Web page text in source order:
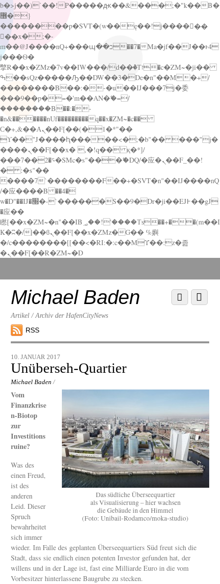
b�>j��)΄��!P�����ԫ��&���;�"k��B�
޶�}
��������p�SVT�(w��ę��!j������
��x�;�-
m��@J����nQ+���պ��כ��7�Ma�jf��J��ͱ4
j���Ѳ�
撆R��x�ZMz�7v��IW���/d��ٞ�Тז�c�ZM~�ji��
ߒ��sQz�����Ԡ��DW��3�De�n"��M�+/
��������B��:�-�u��IJ���7j�委
���9��p�=�'m��AN�ޭ�=/
��������B��:�-
�n&������nUf���������q��x�ZM~�c��
Ϲ�+,&��Ὰܢ��F[��(�1�*"��
ϒ��"J����ԧ�����<�;�b"�� ���"j�
����ܢ��F[��x� ,�!q�� қ�*]/
���؝�2��7�SMc�s"���ޭ�DQ/�应�ܢ��F_��!
� :�s"��
����7`��������F��+�SVT�n"��IJ����nQ
/�应����B ��4�
w�D"��IJ�׭�-`������S��9�Dr�ji��EJ߅��gJ
�应��
矁[��x�ZM~�n"��IB؃��!'����Тѕ��+��(m��I
K�ʭ�/|��ϐܢ��F[��x�ZMz�G�� %嬩
�/c��������[[��<�RI:�:c��MΎ��:z�졾
�ܢ��F[��R�ZM~�D
down
contentMichael Baden
Artikel / Archiv der HafenCityNews
RSS
Menu
Scroll
down
10. JANUAR 2017
Unüberseh-Quartier
Michael Baden /
Das südliche Überseequartier
als Visualisierung – hier wachsen
die Gebäude in den Himmel
(Foto: Unibail-Rodamco/moka-studio)
Vom
Finanzkrise
n-Biotop
zur
Investitions
ruine?
Was des
einen Freud,
ist des
anderen
Leid. Dieser
Spruch
bewahrheitet
sich immer
wieder. Im Falle des geplanten Überseequartiers Süd freut sich die
Stadt, dass sie endlich einen potenten Investor gefunden hat, der
willens und in der Lage ist, fast eine Milliarde Euro in die vom
Vorbesitzer hinterlassene Baugrube zu stecken.